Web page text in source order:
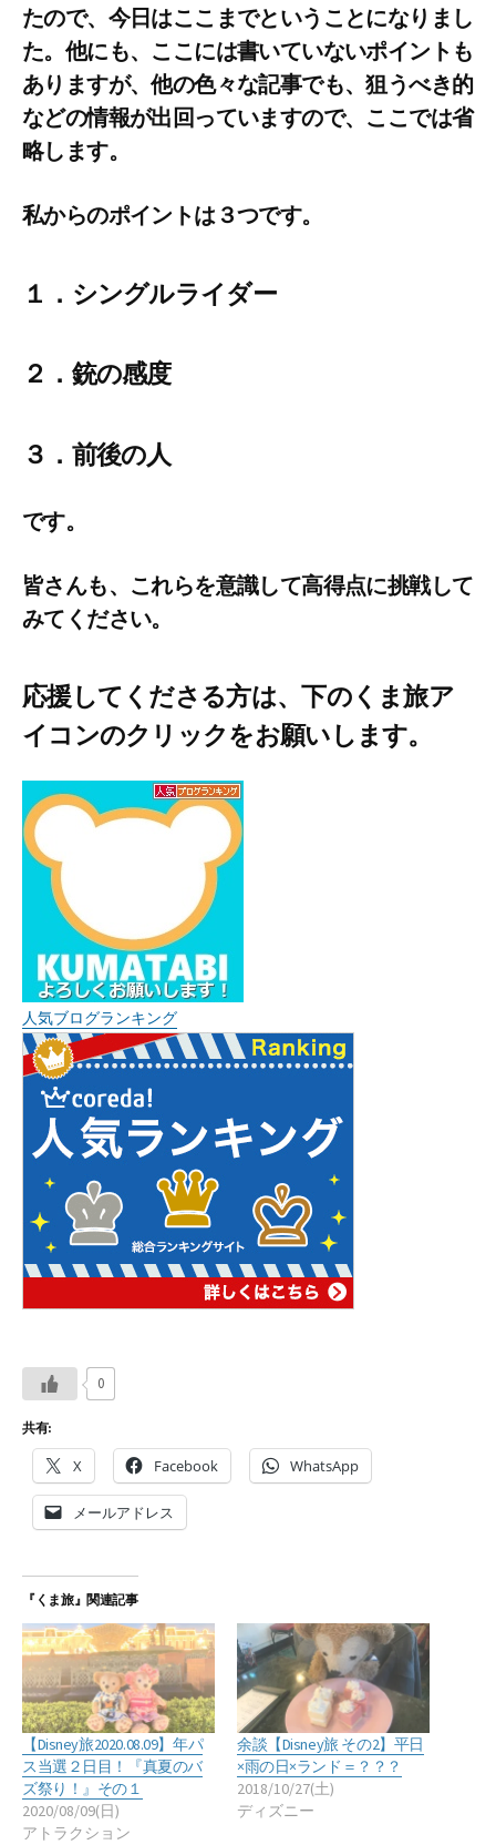
たので、今日はここまでということになりまし
た。他にも、ここには書いていないポイントも
ありますが、他の色々な記事でも、狙うべき的
などの情報が出回っていますので、ここでは省
略します。
私からのポイントは３つです。
１．シングルライダー
２．銃の感度
３．前後の人
です。
皆さんも、これらを意識して高得点に挑戦して
みてください。
応援してくださる方は、下のくま旅ア
イコンのクリックをお願いします。
人気ブログランキング
0
共有:
X Facebook WhatsApp
メールアドレス
『くま旅』関連記事
【Disney旅2020.08.09】年パ
ス当選２日目！『真夏のバ
ズ祭り！』その１
2020/08/09(日)
アトラクション
余談【Disney旅 その2】平日
×雨の日×ランド＝？？？
2018/10/27(土)
ディズニー